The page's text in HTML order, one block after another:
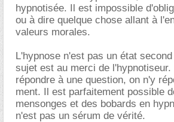
hypnotisée. Il est impossible
ou à dire quelque chose allant à
valeurs morales.
L'hypnose n'est pas un état
sujet est au merci de
répondre à une question, on n'y
ment. Il est parfaitement possible
mensonges et des bobards en
n'est pas un sérum de vérité.